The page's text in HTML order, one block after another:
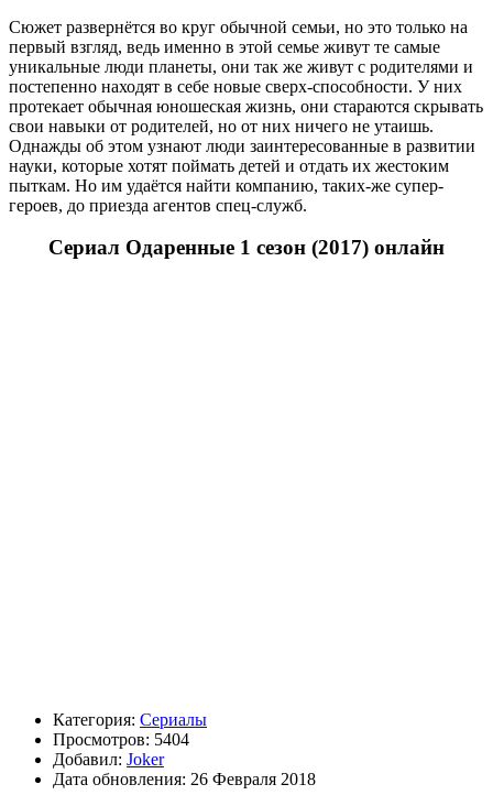
Сюжет развернётся во круг обычной семьи, но это только на
первый взгляд, ведь именно в этой семье живут те самые
уникальные люди планеты, они так же живут с родителями и
постепенно находят в себе новые сверх-способности. У них
протекает обычная юношеская жизнь, они стараются скрывать
свои навыки от родителей, но от них ничего не утаишь.
Однажды об этом узнают люди заинтересованные в развитии
науки, которые хотят поймать детей и отдать их жестоким
пыткам. Но им удаётся найти компанию, таких-же супер-
героев, до приезда агентов спец-служб.
Сериал Одаренные 1 сезон (2017) онлайн
Категория: Сериалы
Просмотров: 5404
Добавил: Joker
Дата обновления: 26 Февраля 2018